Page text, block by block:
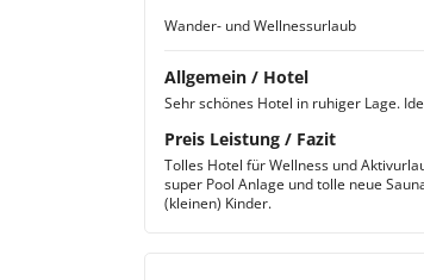
Wander- und Wellnessurlaub
Allgemein / Hotel
Sehr schönes Hotel in ruhiger Lage.
Preis Leistung / Fazit
Tolles Hotel für Wellness und
super Pool Anlage und tolle neue
(kleinen) Kinder.